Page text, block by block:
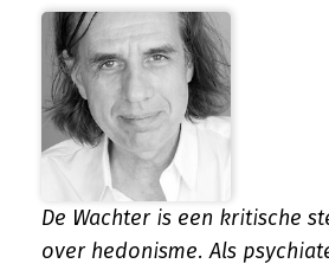
De Wachter is een kritische
over hedonisme. Als